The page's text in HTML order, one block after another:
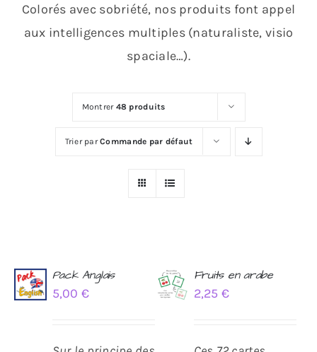
Colorés avec sobriété, nos produits font appel
aux intelligences multiples (naturaliste, visio
spaciale…).
Montrer 48 produits
Trier parCommande par défaut
AJOUTER
Pack Anglais
5,00€
AJOUTER
Fruits en arabe
2,25 €